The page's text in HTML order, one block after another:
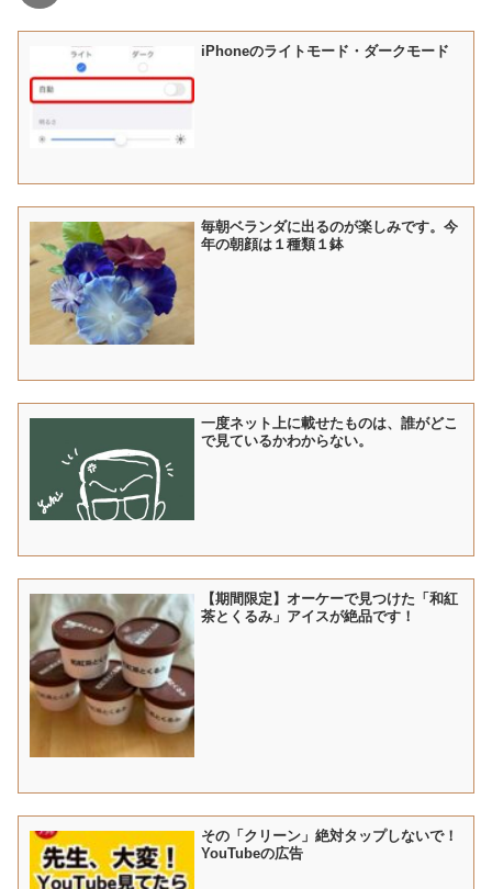
iPhoneのライトモード・ダークモード
毎朝ベランダに出るのが楽しみです。今
年の朝顔は１種類１鉢
一度ネット上に載せたものは、誰がどこ
で見ているかわからない。
【期間限定】オーケーで見つけた「和紅
茶とくるみ」アイスが絶品です！
その「クリーン」絶対タップしないで！
YouTubeの広告